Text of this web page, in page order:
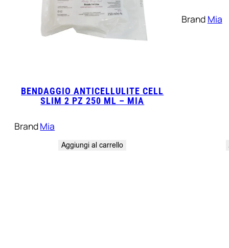
BENDAGGIO ANTICELLULITE CELL
SLIM 2 PZ 250 ML – MIA
BrandMia
Aggiungi al carrello
Brand Mia
Proprietario